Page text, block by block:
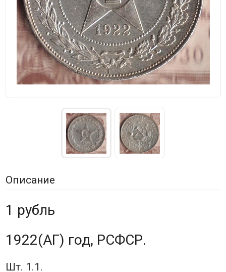
Описание
1 рубль
1922(АГ) год, РСФСР.
Шт. 1.1.